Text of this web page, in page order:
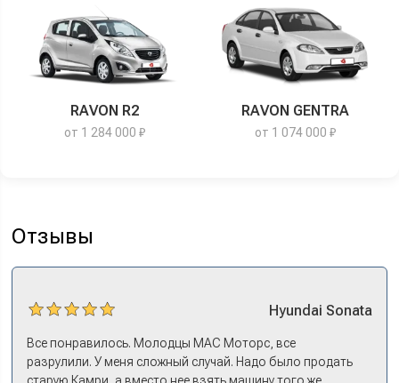
RAVON R2
от 1 284 000 ₽
RAVON GENTRA
от 1 074 000 ₽
Отзывы
Hyundai Sonata
Все понравилось. Молодцы МАС Моторс, все
разрулили. У меня сложный случай. Надо было продать
старую Камри, а вместо нее взять машину того же